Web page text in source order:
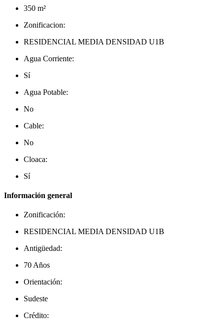
350 m²
Zonificacion:
RESIDENCIAL MEDIA DENSIDAD U1B
Agua Corriente:
Sí
Agua Potable:
No
Cable:
No
Cloaca:
Sí
Información general
Zonificación:
RESIDENCIAL MEDIA DENSIDAD U1B
Antigüedad:
70 Años
Orientación:
Sudeste
Crédito: